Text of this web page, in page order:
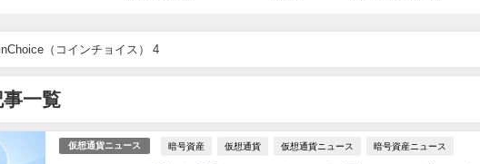
（コインチョイス） 4
一覧
仮想通貨ニュース 暗号資産 仮想通貨 仮想通貨ニュース 暗号資産ニュース